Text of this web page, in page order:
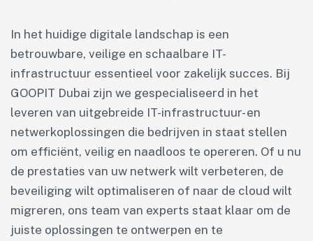
In het huidige digitale landschap is een
betrouwbare, veilige en schaalbare IT-
infrastructuur essentieel voor zakelijk succes. Bij
GOOPIT Dubai zijn we gespecialiseerd in het
leveren van uitgebreide IT-infrastructuur- en
netwerkoplossingen die bedrijven in staat stellen
om efficiënt, veilig en naadloos te opereren. Of u nu
de prestaties van uw netwerk wilt verbeteren, de
beveiliging wilt optimaliseren of naar de cloud wilt
migreren, ons team van experts staat klaar om de
juiste oplossingen te ontwerpen en te